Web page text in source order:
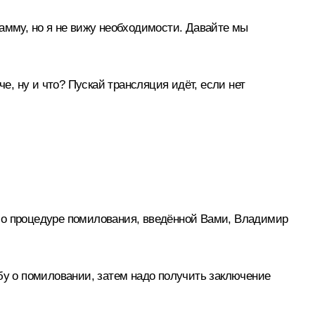
но я не вижу необходимости. Давайте мы
ну и что? Пускай трансляция идёт, если нет
о процедуре помилования, введённой Вами, Владимир
о помиловании, затем надо получить заключение